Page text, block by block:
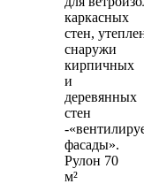
каркасных
стен,
снаружи
кирпичных
и
деревянных
стен
-
фасады».
Рулон 70
м²